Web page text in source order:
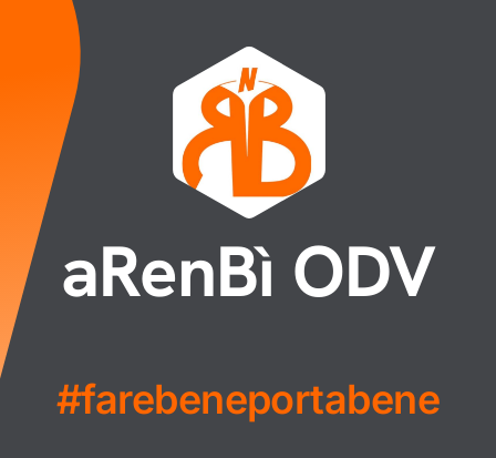
aRenBì ODV
#farebeneportabene